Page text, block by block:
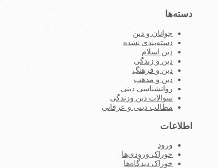
دسته‌ها
جوانان و دین
دسته‌بندی نشده
دین اسلام
دین و زندگی
دین و فرهنگ
دین و مذهب
روانشناسی دینی
سوالات دین وزندگی
مطالب دینی و عرفانی
اطلاعات
ورود
خوراک ورودی‌ها
خوراک دیدگاه‌ها